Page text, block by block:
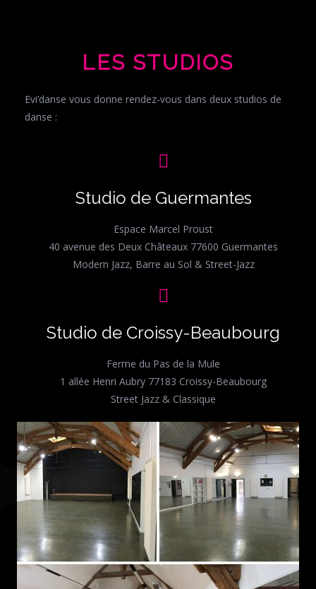
LES STUDIOS
Evi’danse vous donne rendez-vous dans deux studios de
danse :
Studio de Guermantes
Espace Marcel Proust
40 avenue des Deux Châteaux 77600 Guermantes
Modern Jazz, Barre au Sol & Street-Jazz
Studio de Croissy-Beaubourg
Ferme du Pas de la Mule
1 allée Henri Aubry 77183 Croissy-Beaubourg
Street Jazz & Classique